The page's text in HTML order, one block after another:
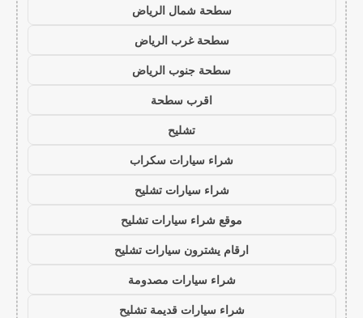
سطحة شمال الرياض
سطحة غرب الرياض
سطحة جنوب الرياض
اقرب سطحة
تشليح
شراء سيارات سكراب
شراء سيارات تشليح
موقع شراء سيارات تشليح
ارقام يشترون سيارات تشليح
شراء سيارات مصدومة
شراء سيارات قديمة تشليح